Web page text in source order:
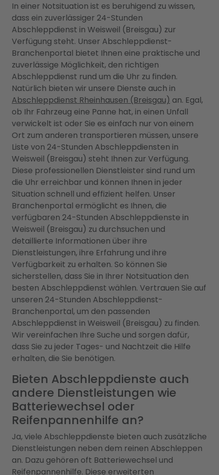
In einer Notsituation ist es beruhigend zu wissen,
dass ein zuverlässiger 24-Stunden
Abschleppdienst in Weisweil (Breisgau) zur
Verfügung steht. Unser Abschleppdienst-
Branchenportal bietet Ihnen eine praktische und
zuverlässige Möglichkeit, den richtigen
Abschleppdienst rund um die Uhr zu finden.
Natürlich bieten wir unsere Dienste auch in
Abschleppdienst Rheinhausen (Breisgau) an. Egal,
ob Ihr Fahrzeug eine Panne hat, in einen Unfall
verwickelt ist oder Sie es einfach nur von einem
Ort zum anderen transportieren müssen, unsere
Liste von 24-Stunden Abschleppdiensten in
Weisweil (Breisgau) steht Ihnen zur Verfügung.
Diese professionellen Dienstleister sind rund um
die Uhr erreichbar und können Ihnen in jeder
Situation schnell und effizient helfen. Unser
Branchenportal ermöglicht es Ihnen, die
verfügbaren 24-Stunden Abschleppdienste in
Weisweil (Breisgau) zu durchsuchen und
detaillierte Informationen über ihre
Dienstleistungen, ihre Erfahrung und ihre
Verfügbarkeit zu erhalten. So können Sie
sicherstellen, dass Sie in Ihrer Notsituation den
besten Abschleppdienst wählen. Vertrauen Sie auf
unseren 24-Stunden Abschleppdienst-
Branchenportal, um den passenden
Abschleppdienst in Weisweil (Breisgau) zu finden.
Wir vereinfachen Ihre Suche und sorgen dafür,
dass Sie zu jeder Tages- und Nachtzeit die Hilfe
erhalten, die Sie benötigen.
Bieten Abschleppdienste auch
andere Dienstleistungen wie
Batteriewechsel oder
Reifenpannenhilfe an?
Ja, viele Abschleppdienste bieten auch zusätzliche
Dienstleistungen neben dem reinen Abschleppen
an. Dazu gehören oft Batteriewechsel und
Reifenpannenhilfe. Diese erweiterten